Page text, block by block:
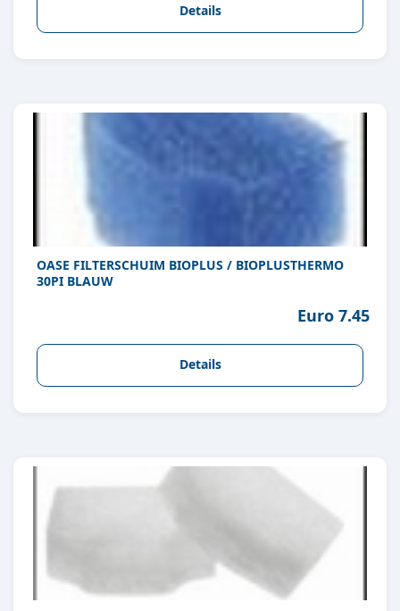
Details
OASE FILTERSCHUIM BIOPLUS / BIOPLUSTHERMO
30PI BLAUW
Euro 7.45
Details